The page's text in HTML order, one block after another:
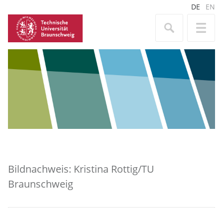
DE EN
Bildnachweis: Kristina Rottig/TU
Braunschweig